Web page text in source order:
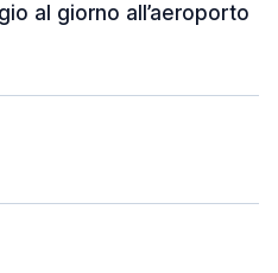
al giorno all’aeroporto